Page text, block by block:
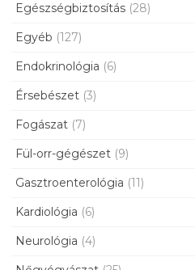
Egészségbiztosítás (28)
Egyéb (127)
Endokrinológia (6)
Érsebészet (3)
Fogászat (7)
Fül-orr-gégészet (9)
Gasztroenterológia (11)
Kardiológia (6)
Neurológia (4)